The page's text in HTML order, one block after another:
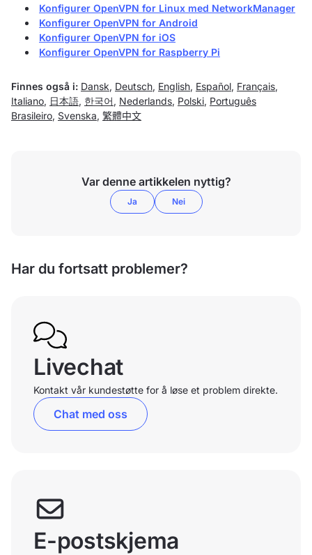
Konfigurer OpenVPN for Linux med NetworkManager
Konfigurer OpenVPN for Android
Konfigurer OpenVPN for iOS
Konfigurer OpenVPN for Raspberry Pi
Finnes også i: Dansk, Deutsch, English, Español, Français,
Italiano, 日本語, 한국어 , Nederlands, Polski, Português
Brasileiro, Svenska, 繁體中文
Var denne artikkelen nyttig?
Ja Nei
Har du fortsatt problemer?
Livechat
Kontakt vår kundestøtte for å løse et problem direkte.
Chat med oss
E-postskjema